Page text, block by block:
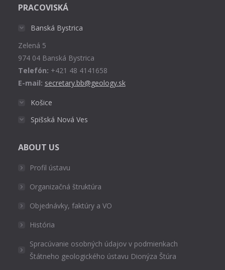
opens
window
PRACOVISKÁ
Banská Bystrica
Zelená 5
974 04 Banská Bystrica
Telefón: +421 48 4141658
E-mail: secretary.bb@geology.sk
Košice
Spišská Nová Ves
ABOUT US
Profil ústavu
Organizačná štruktúra
Objednávky, faktúry a VO
História
Spracúvanie osobných údajov v podmienkach
Štátneho geologického ústavu Dionýza Štúra